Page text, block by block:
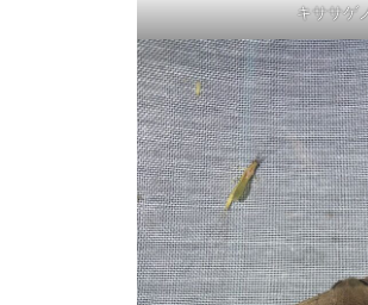
キササゲ